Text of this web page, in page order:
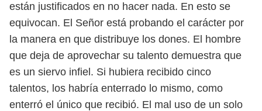
están justificados en no hacer nada. En esto se
equivocan. El Señor está probando el carácter por
la manera en que distribuye los dones. El hombre
que deja de aprovechar su talento demuestra que
es un siervo infiel. Si hubiera recibido cinco
talentos, los habría enterrado lo mismo, como
enterró el único que recibió. El mal uso de un solo